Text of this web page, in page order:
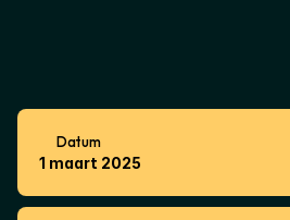
1
Datum
1 maart 2025